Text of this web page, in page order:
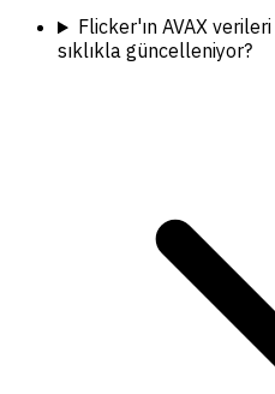
Flicker'ın AVAX
sıklıkla güncelleniyor?